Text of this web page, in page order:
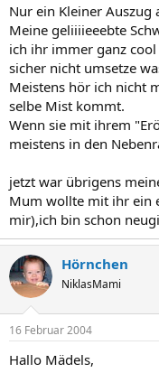
Nur ein Kleiner Auszug
Meine geliiiieeebte
ich ihr immer ganz
sicher nicht umsetze
Meistens hör ich nicht
selbe Mist kommt.
Wenn sie mit ihrem
meistens in den
jetzt war übrigens
Mum wollte mit ihr ein
mir),ich bin schon
Hörnchen
NiklasMami
16 Februar 2004
Hallo Mädels,